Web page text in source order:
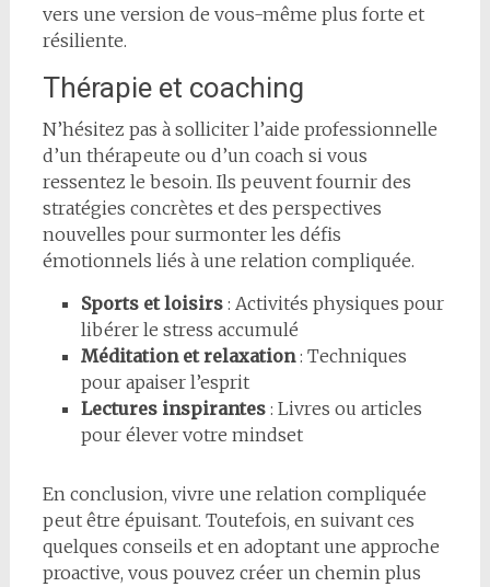
vers une version de vous-même plus forte et
résiliente.
Thérapie et coaching
N’hésitez pas à solliciter l’aide professionnelle
d’un thérapeute ou d’un coach si vous
ressentez le besoin. Ils peuvent fournir des
stratégies concrètes et des perspectives
nouvelles pour surmonter les défis
émotionnels liés à une relation compliquée.
Sports et loisirs: Activités physiques pour
libérer le stress accumulé
Méditation et relaxation: Techniques
pour apaiser l’esprit
Lectures inspirantes: Livres ou articles
pour élever votre mindset
En conclusion, vivre une relation compliquée
peut être épuisant. Toutefois, en suivant ces
quelques conseils et en adoptant une approche
proactive, vous pouvez créer un chemin plus